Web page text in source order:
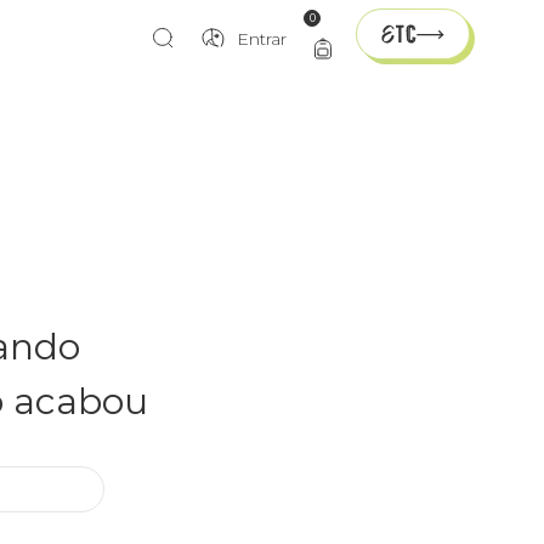
Entrar
0
acabou